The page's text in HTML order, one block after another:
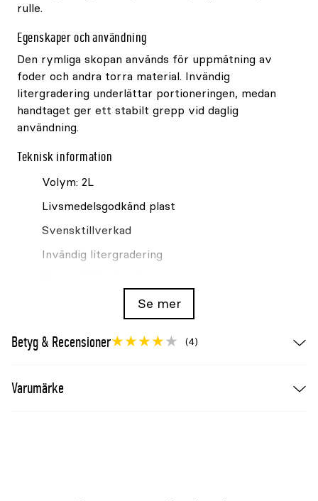
rulle.
Egenskaper och användning
Den rymliga skopan används för uppmätning av
foder och andra torra material. Invändig
litergradering underlättar portioneringen, medan
handtaget ger ett stabilt grepp vid daglig
användning.
Teknisk information
Volym: 2L
Livsmedelsgodkänd plast
Svensktillverkad
Invändig litergradering
För foder och torrt material
Se även
Se mer
Betyg & Recensioner (4)
Varumärke